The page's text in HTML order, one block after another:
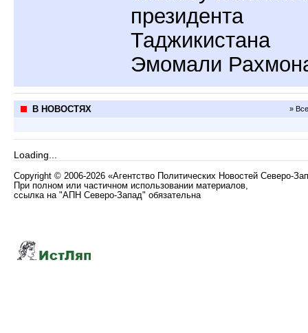
президента
Таджикистана
Эмомали
В НОВОСТЯХ »
Loading...
Copyright © 2006-2026 «Агентство Политических Новостей Северо-
При полном или частичном использовании материалов,
ссылка на "АПН Северо-Запад" обязательна